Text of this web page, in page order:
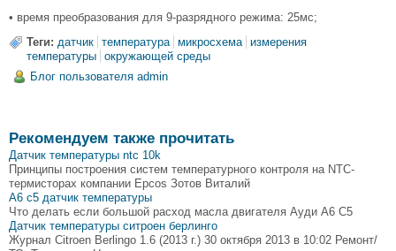
• время преобразования для 9-разрядного режима: 25мс;
Теги: датчик температура микросхема измерения
температуры окружающей среды
Блог пользователя admin
Рекомендуем также прочитать
Датчик температуры ntc 10k
Принципы построения систем температурного контроля на NTC-
термисторах компании Epcos Зотов Виталий
А6 с5 датчик температуры
Что делать если большой расход масла двигателя Ауди А6 С5
Датчик температуры ситроен берлинго
Журнал Citroen Berlingo 1.6 (2013 г.) 30 октября 2013 в 10:02 Ремонт/